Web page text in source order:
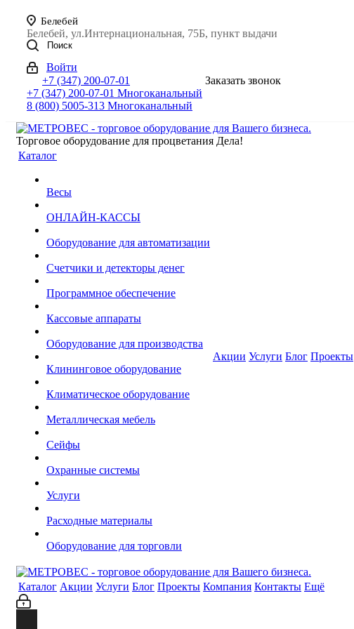
Белебей
Белебей, ул.Интернациональная, 75Б, пункт выдачи
Поиск
Войти
+7 (347) 200-07-01
+7 (347) 200-07-01 Многоканальный
8 (800) 5005-313 Многоканальный
Заказать звонок
Торговое оборудование для процветания Дела!
Каталог
Весы
ОНЛАЙН-КАССЫ
Оборудование для автоматизации
Счетчики и детекторы денег
Программное обеспечение
Кассовые аппараты
Оборудование для производства
Клининговое оборудование
Климатическое оборудование
Металлическая мебель
Сейфы
Охранные системы
Услуги
Расходные материалы
Оборудование для торговли
Акции Услуги Блог Проекты
Каталог Акции Услуги Блог Проекты Компания Контакты Ещё